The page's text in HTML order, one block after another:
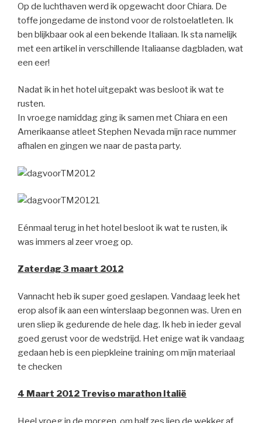
Op de luchthaven werd ik opgewacht door Chiara. De
toffe jongedame de instond voor de rolstoelatleten. Ik
ben blijkbaar ook al een bekende Italiaan. Ik sta namelijk
met een artikel in verschillende Italiaanse dagbladen, wat
een eer!
Nadat ik in het hotel uitgepakt was besloot ik wat te
rusten.
In vroege namiddag ging ik samen met Chiara en een
Amerikaanse atleet Stephen Nevada mijn race nummer
afhalen en gingen we naar de pasta party.
Eénmaal terug in het hotel besloot ik wat te rusten, ik
was immers al zeer vroeg op.
Zaterdag 3 maart 2012
Vannacht heb ik super goed geslapen. Vandaag leek het
erop alsof ik aan een winterslaap begonnen was. Uren en
uren sliep ik gedurende de hele dag. Ik heb in ieder geval
goed gerust voor de wedstrijd. Het enige wat ik vandaag
gedaan heb is een piepkleine training om mijn materiaal
te checken
4 Maart 2012 Treviso marathon Italië